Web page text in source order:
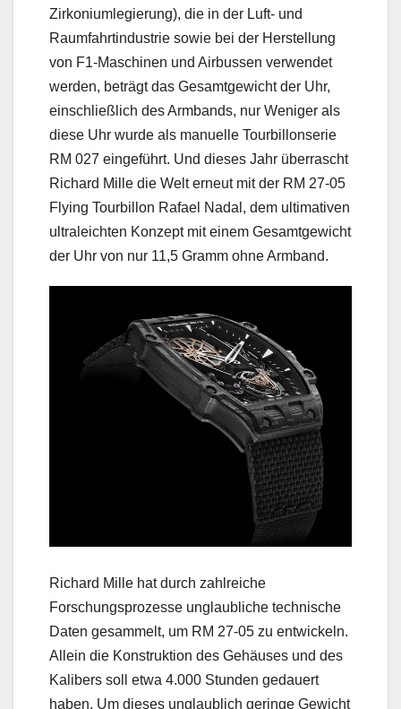
Zirkoniumlegierung), die in der Luft- und
Raumfahrtindustrie sowie bei der Herstellung
von F1-Maschinen und Airbussen verwendet
werden, beträgt das Gesamtgewicht der Uhr,
einschließlich des Armbands, nur Weniger als
diese Uhr wurde als manuelle Tourbillonserie
RM 027 eingeführt. Und dieses Jahr überrascht
Richard Mille die Welt erneut mit der RM 27-05
Flying Tourbillon Rafael Nadal, dem ultimativen
ultraleichten Konzept mit einem Gesamtgewicht
der Uhr von nur 11,5 Gramm ohne Armband.
Richard Mille hat durch zahlreiche
Forschungsprozesse unglaubliche technische
Daten gesammelt, um RM 27-05 zu entwickeln.
Allein die Konstruktion des Gehäuses und des
Kalibers soll etwa 4.000 Stunden gedauert
haben. Um dieses unglaublich geringe Gewicht